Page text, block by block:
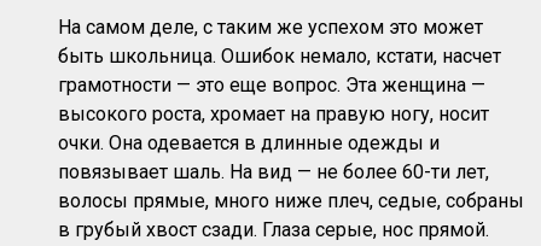
На самом деле, с таким же успехом это может
быть школьница. Ошибок немало, кстати, насчет
грамотности — это еще вопрос. Эта женщина —
высокого роста, хромает на правую ногу, носит
очки. Она одевается в длинные одежды и
повязывает шаль. На вид — не более 60-ти лет,
волосы прямые, много ниже плеч, седые, собраны
в грубый хвост сзади. Глаза серые, нос прямой.